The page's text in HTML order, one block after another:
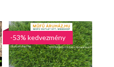
7.990 FT.
-53% kedvezmény